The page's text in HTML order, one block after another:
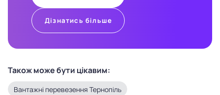
Також може бути цікавим:
Вантажні перевезення Тернопіль
Дізнатись більше